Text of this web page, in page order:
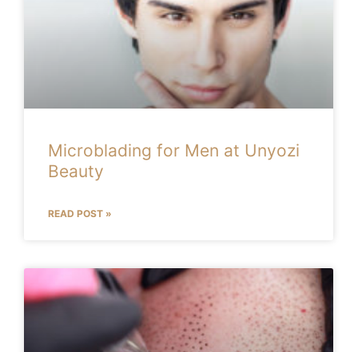
Microblading for Men at Unyozi
Beauty
READ POST »